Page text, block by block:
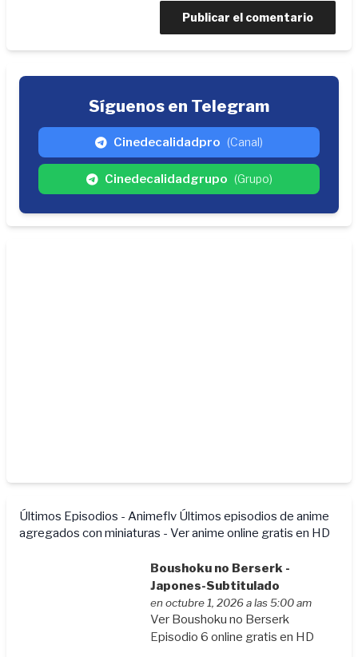
Síguenos en Telegram
Cinedecalidadpro (Canal)
Cinedecalidadgrupo (Grupo)
Últimos Episodios - Animeflv Últimos episodios de anime
agregados con miniaturas - Ver anime online gratis en HD
Boushoku no Berserk -
Japones-Subtitulado
en octubre 1, 2026 a las 5:00 am
Ver Boushoku no Berserk
Episodio 6 online gratis en HD